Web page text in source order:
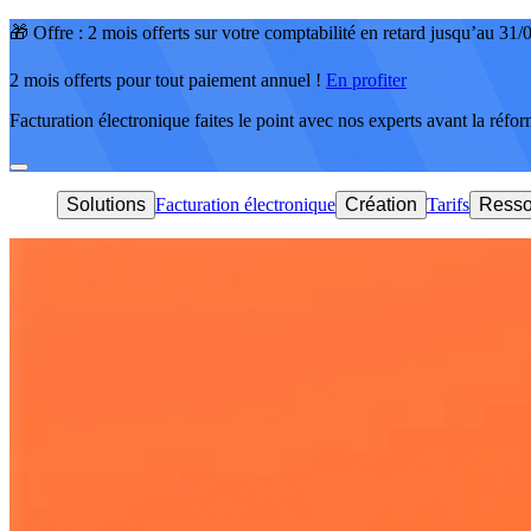
🎁 Offre : 2 mois offerts sur votre comptabilité en retard jusqu’au 31/
2 mois offerts pour tout paiement annuel ! En profiter
Facturation électronique faites le point avec nos experts avant la
Solutions Facturation électronique Création Tarifs